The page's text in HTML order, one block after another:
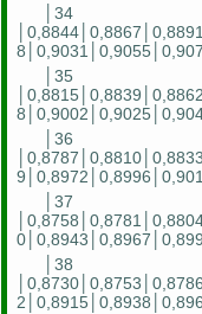
│34
│35
│36
│37
│38